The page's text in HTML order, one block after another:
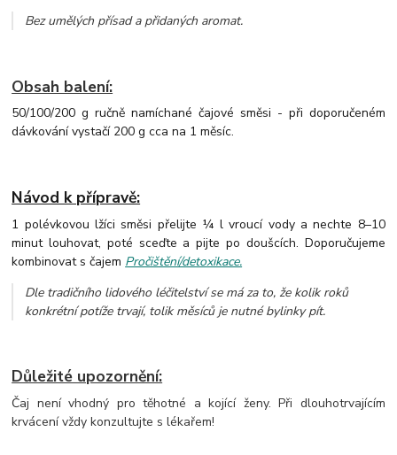
Bez umělých přísad a přidaných aromat.
Obsah balení:
50/100/200 g ručně namíchané čajové směsi - při doporučeném
dávkování vystačí 200 g cca na 1 měsíc.
Návod k přípravě:
1 polévkovou lžíci směsi přelijte ¼ l vroucí vody a nechte 8–10
minut louhovat, poté sceďte a pijte po doušcích. Doporučujeme
kombinovat s čajem Pročištění/detoxikace.
Dle tradičního lidového léčitelství se má za to, že kolik roků
konkrétní potíže trvají, tolik měsíců je nutné bylinky pít.
Důležité upozornění:
Čaj není vhodný pro těhotné a kojící ženy. Při dlouhotrvajícím
krvácení vždy konzultujte s lékařem!